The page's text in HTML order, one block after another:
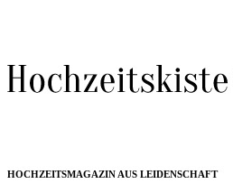
HOCHZEITSMAGAZIN AUS LEIDENSCHAFT